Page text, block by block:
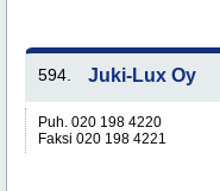
594. Juki-Lux Oy
Puh. 020 198 4220
Faksi 020 198 4221